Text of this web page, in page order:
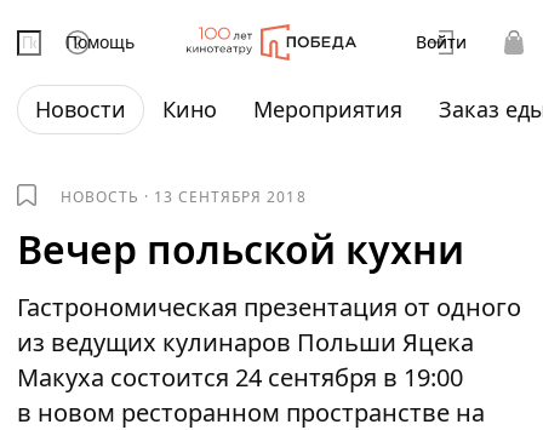
Помощь Войти
Новости Кино Мероприятия Заказ
НОВОСТЬ · 13 СЕНТЯБРЯ 2018
Вечер польской кухни
Гастрономическая презентация от одного
из ведущих кулинаров Польши Яцека
Макуха состоится 24 сентября в 19:00
в новом ресторанном пространстве на